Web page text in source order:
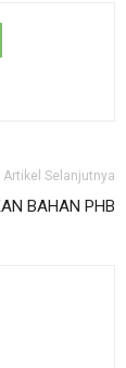
Artikel Selanjutnya
BAHAN PHB